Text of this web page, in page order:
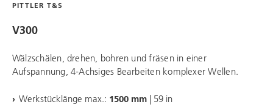
PITTLER T&S
V300
Wälzschälen, drehen, bohren und fräsen in einer
Aufspannung, 4-Achsiges Bearbeiten komplexer Wellen.
Werkstücklänge max.: 1500 mm | 59 in